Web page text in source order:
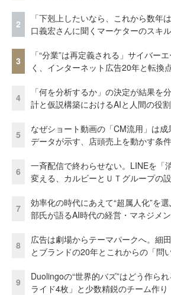
2
「下剋上したいなら、これから数年
口義宏さんに聞くマーケターのスキ
3
「“分業”は再定義される」サイバー
く、インターネット広告20年と転換
4
「何を分析するか」の決定が結果を
計と仮説構築におけるAIと人間の役割
5
なぜショート動画の「CM流用」は
データが示す、店頭売上を動かす条件
6
一斉配信で終わらせない。LINEを「
変える、カルビーとＵＴグループの
7
効率化の時代にあえて“超属人化”を
部氏が語るAI時代の経営・マネジメ
8
広告は劇場からテーマパークへ。細
とブランドの20年とこれからの「問い
9
Duolingoの“世界的バズ”はどう作ら
ライド4枚」と少数精鋭のチーム作り